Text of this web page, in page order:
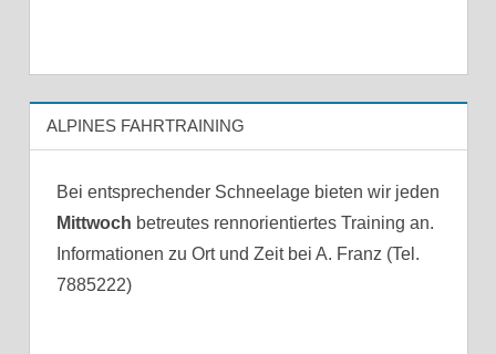
ALPINES FAHRTRAINING
Bei entsprechender Schneelage bieten wir jeden
Mittwoch betreutes rennorientiertes Training an.
Informationen zu Ort und Zeit bei A. Franz (Tel.
7885222)